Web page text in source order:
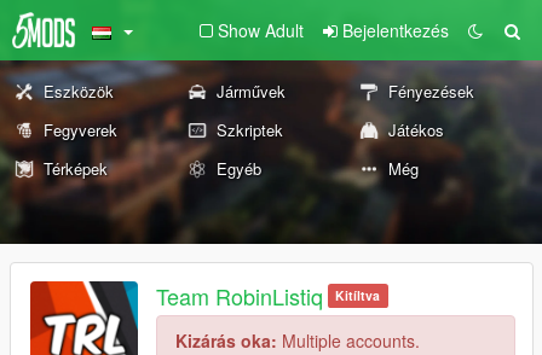
Show Adult Bejelentkezés
Eszközök Járművek
Fényezések
Fegyverek
Szkriptek
Játékos
Térképek
Egyéb Még
Team RobinListiq Kitíltva
Kizárás oka: Multiple accounts.